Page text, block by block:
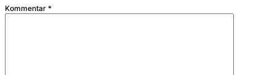
Kommentar *